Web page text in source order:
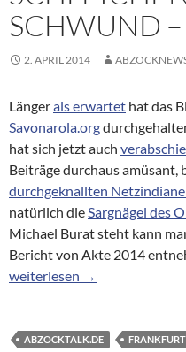
SCHWUND
2. APRIL 2014
Längerals erwartet hat das
Savonarola.org
hat sich jetzt auch
Beiträge durchaus amüsant,
durchgeknallten
natürlich dieSargnägel des
Michael Burat steht kann
Bericht von Akte 2014
Schleichender Schwund – Teil
weiterlesen →
ABZOCKTALK.DE